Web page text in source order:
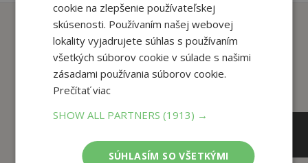
Zákazníci, ktorí si kúpili
tento titul si tiež kúpili
cookie na zlepšenie používateľskej
skúsenosti. Používaním našej webovej
lokality vyjadrujete súhlas s používaním
všetkých súborov cookie v súlade s našimi
zásadami používania súborov cookie.
Prečítať viac
SHOW ALL PARTNERS(1913) →
SÚHLASÍM SO VŠETKÝMI